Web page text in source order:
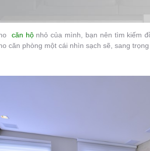
căn hộnhỏ của mình, bạn nên tìm kiếm
căn phòng một cái nhìn sạch sẽ, sang trọng